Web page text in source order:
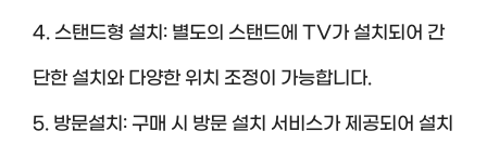
4. 스탠드형 설치: 별도의 스탠드에 TV가 설치되어 간
단한 설치와 다양한 위치 조정이 가능합니다.
5. 방문설치: 구매 시 방문 설치 서비스가 제공되어 설치